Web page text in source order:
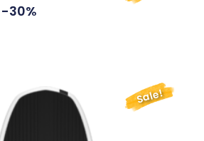
-30%
Sale!